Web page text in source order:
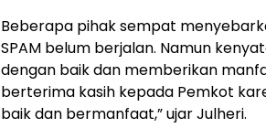
Beberapa pihak sempat
SPAM belum berjalan. Namun
dengan baik dan memberikan
berterima kasih kepada Pemkot
baik dan bermanfaat,” ujar Julheri.